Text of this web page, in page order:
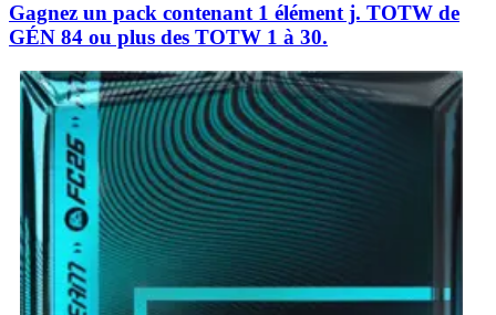
Gagnez un pack contenant 1 élément j. TOTW de
GÉN 84 ou plus des TOTW 1 à 30.